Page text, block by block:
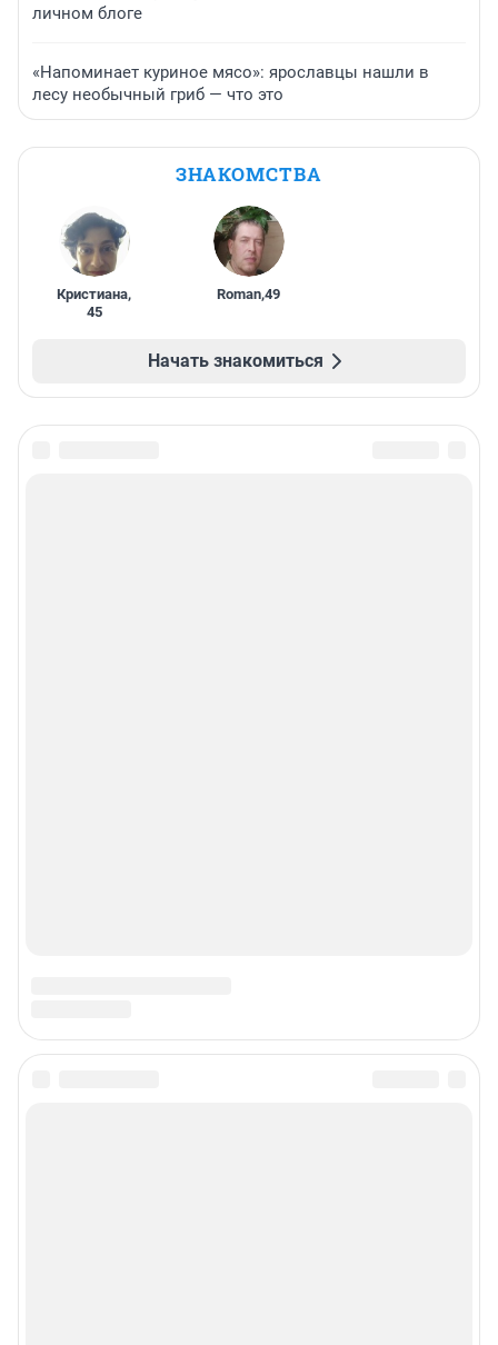
личном блоге
«Напоминает куриное мясо»: ярославцы нашли в
лесу необычный гриб — что это
ЗНАКОМСТВА
Кристиана,
45
Roman,49
Начать знакомиться